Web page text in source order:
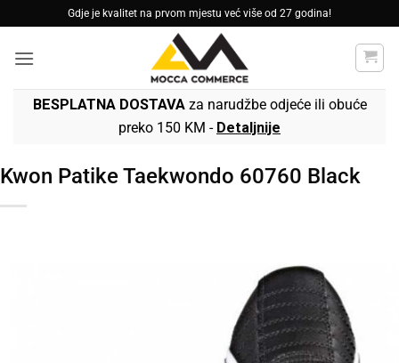
to
content
Gdje je kvalitet na prvom mjestu već više od 27 godina!
BESPLATNA DOSTAVAza narudžbe odjeće ili obuće
preko 150 KM - Detaljnije
Kwon Patike Taekwondo 60760 Black